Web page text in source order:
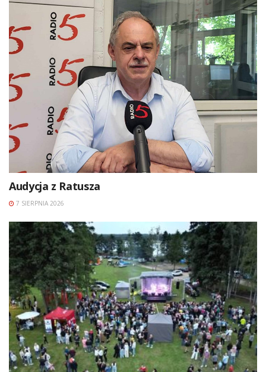
Audycja z Ratusza
7 SIERPNIA 2026